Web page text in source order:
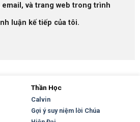
email, và trang web trong trình
luận kế tiếp của tôi.
Thần Học
Calvin
Gợi ý suy niệm lời Chúa